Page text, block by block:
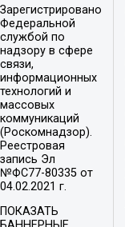
Зарегистрировано
Федеральной
службой по
надзору в сфере
связи,
информационных
технологий и
массовых
коммуникаций
(Роскомнадзор).
Реестровая
запись Эл
№ФС77-80335 от
04.02.2021 г.
ПОКАЗАТЬ